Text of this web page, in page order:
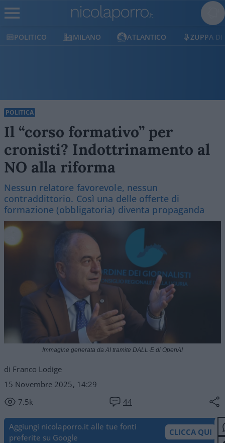
MILANO ATLANTICO ZUPPA DI PORRO
POLITICA
Il “corso formativo” per
cronisti? Indottrinamento al
NO alla riforma
Nessun relatore favorevole, nessun
contraddittorio. Così una delle offerte di
formazione (obbligatoria) diventa propaganda
di Franco Lodige
15 Novembre 2025, 14:29
7.5k
44
Immagine generata da AI tramite DALL·E di OpenAI
Aggiungi nicolaporro.it alle tue fonti
preferite su Google
CLICCA QUI